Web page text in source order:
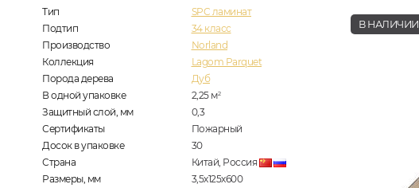
Тип
SPC ламинат
Подтип
34 класс
Производство
Norland
Коллекция
Lagom Parquet
Порода дерева
Дуб
В одной упаковке
2,25 м2
Защитный слой, мм
0,3
Сертификаты
Пожарный
Досок в упаковке
30
Страна
Китай, Россия
Размеры, мм
3,5х125х600
В НАЛИЧИИ